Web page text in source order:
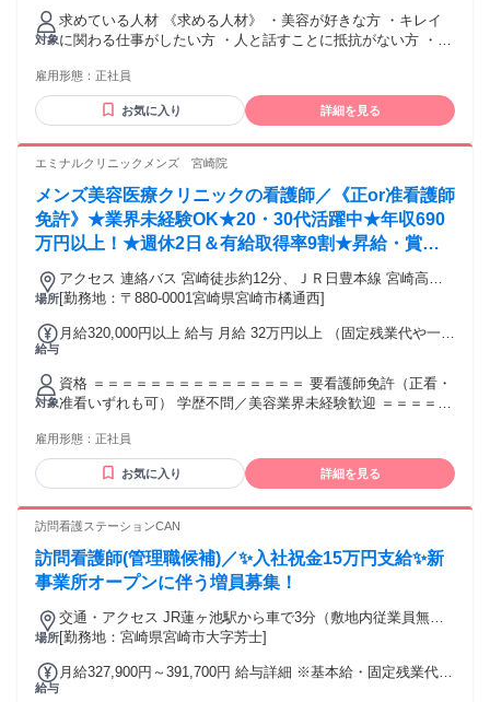
律で支払われる通勤・皆勤・家族手当金額：あり 全員に一律
で支払われるその他手当金額：あり 1ヶ月あたり16万円 基本
給23万円＋技能手当13万円+地域手当1万円＋業績手当2万円
合計月給39万円は毎月必ず支払われる給与 上記に通勤手当等
対象
求めている人材 《求める人材》 ・美容が好きな方 ・キレイ
に関わる仕事がしたい方 ・人と話すことに抵抗がない方 ・丁
したい方 ・チームワークを大切にできる方 《こんな方におす
すめ》 ・美容看護師に挑戦したい方 ・美容業界に興味がある
方 ・安定したクリニックで働きたい方 ・プライベートも大切
の勤務経験がある方は活かせます。
雇用形態： 正社員
お気に入り 詳細を見る
エミナルクリニックメンズ 宮崎院
メンズ美容医療クリニックの看護師／《正or准看護師
免許》★業界未経験OK★20・30代活躍中★年収690
万円以上！★週休2日＆有給取得率9割★昇給・賞与
あり
場所
アクセス 連絡バス 宮崎徒歩約12分、ＪＲ日豊本線 宮崎高千
穂口(西口)徒歩約13分、ＪＲ日南線 南宮崎徒歩約33分
[勤務地：〒880-0001宮崎県宮崎市橘通西]
給与
月給320,000円以上 給与 月給 32万円以上 （固定残業代や一律
時間：23時間） 固定残業時間を超えた勤務時間については別
途残業代を支給する 交通費：交通費支給
対象
資格 ＝＝＝＝＝＝＝＝＝＝＝＝＝＝＝ 要看護師免許（正看・
准看いずれも可） 学歴不問／美容業界未経験歓迎 ＝＝＝＝＝
アップに挑戦できる環境！】 ・店舗の売上やスタッフの モチ
ベーションを支えるリーダーを目指したい方 ・縁の下の力持
ちとして チームを支える役割にやりがいを感じられる方 【こ
当に評価される職場を求めている ・美容や清潔感への関心が
「看護師＝病棟だけじゃない」新しい道を歩みたい 【活躍中
のスタッフ前職例】 看護師,准看護師,保健師,美容クリニック,
介護施設, リラクゼーションセラピスト,マッサージ, アロマセ
ラピスト,セラピスト,もみほぐし, ヘッドスパ,美容,脱毛,接客
雇用形態： 正社員
お気に入り 詳細を見る
訪問看護ステーションCAN
訪問看護師(管理職候補)／✨入社祝金15万円支給✨新
事業所オープンに伴う増員募集！
場所
交通・アクセス JR蓮ヶ池駅から車で3分（敷地内従業員無料
駐車場有）
[勤務地：宮崎県宮崎市大字芳士]
給与
月給327,900円～391,700円 給与詳細 ※基本給・固定残業代・